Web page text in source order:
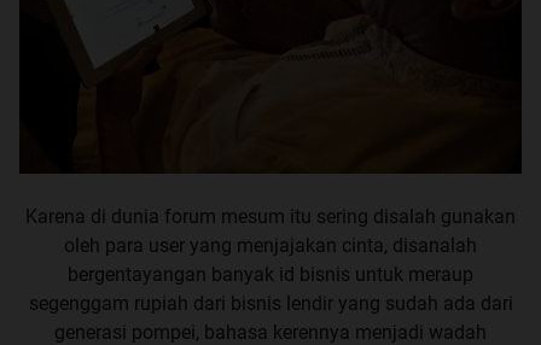
Karena di dunia forum mesum itu sering disalah gunakan
oleh para user yang menjajakan cinta, disanalah
bergentayangan banyak id bisnis untuk meraup
segenggam rupiah dari bisnis lendir yang sudah ada dari
generasi pompei, bahasa kerennya menjadi wadah